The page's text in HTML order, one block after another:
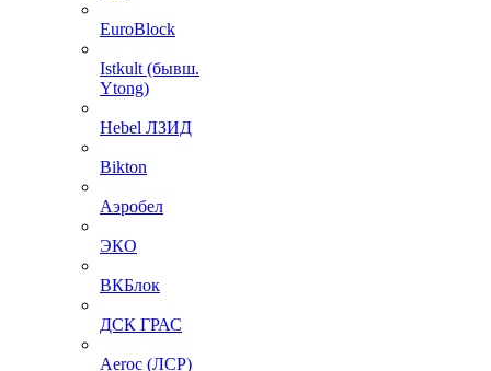
EuroBlock
Istkult (бывш.
Ytong)
Hebel ЛЗИД
Bikton
Аэробел
ЭКО
ВКБлок
ДСК ГРАС
Aeroc (ЛСР)